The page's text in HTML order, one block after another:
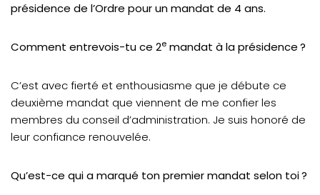
présidence de l’Ordre pour un mandat de 4 ans.
Comment entrevois-tu ce 2e mandat à la présidence ?
C’est avec fierté et enthousiasme que je débute ce
deuxième mandat que viennent de me confier les
membres du conseil d’administration. Je suis honoré de
leur confiance renouvelée.
Qu’est-ce qui a marqué ton premier mandat selon toi ?